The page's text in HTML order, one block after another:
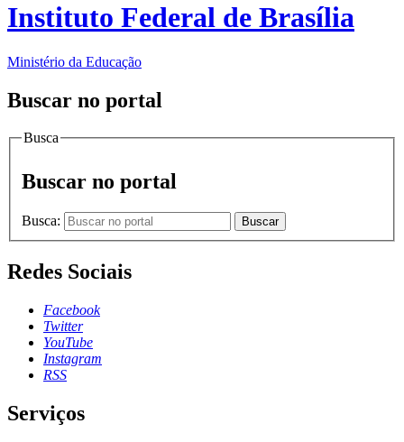
Instituto Federal de Brasília
Ministério da Educação
Buscar no portal
Busca
Buscar no portal
Busca: Buscar
Redes Sociais
Facebook
Twitter
YouTube
Instagram
RSS
Serviços